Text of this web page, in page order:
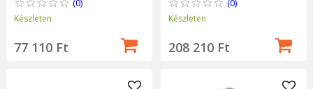
(0)
Készleten
77 110 Ft
(0)
Készleten
208 210 Ft